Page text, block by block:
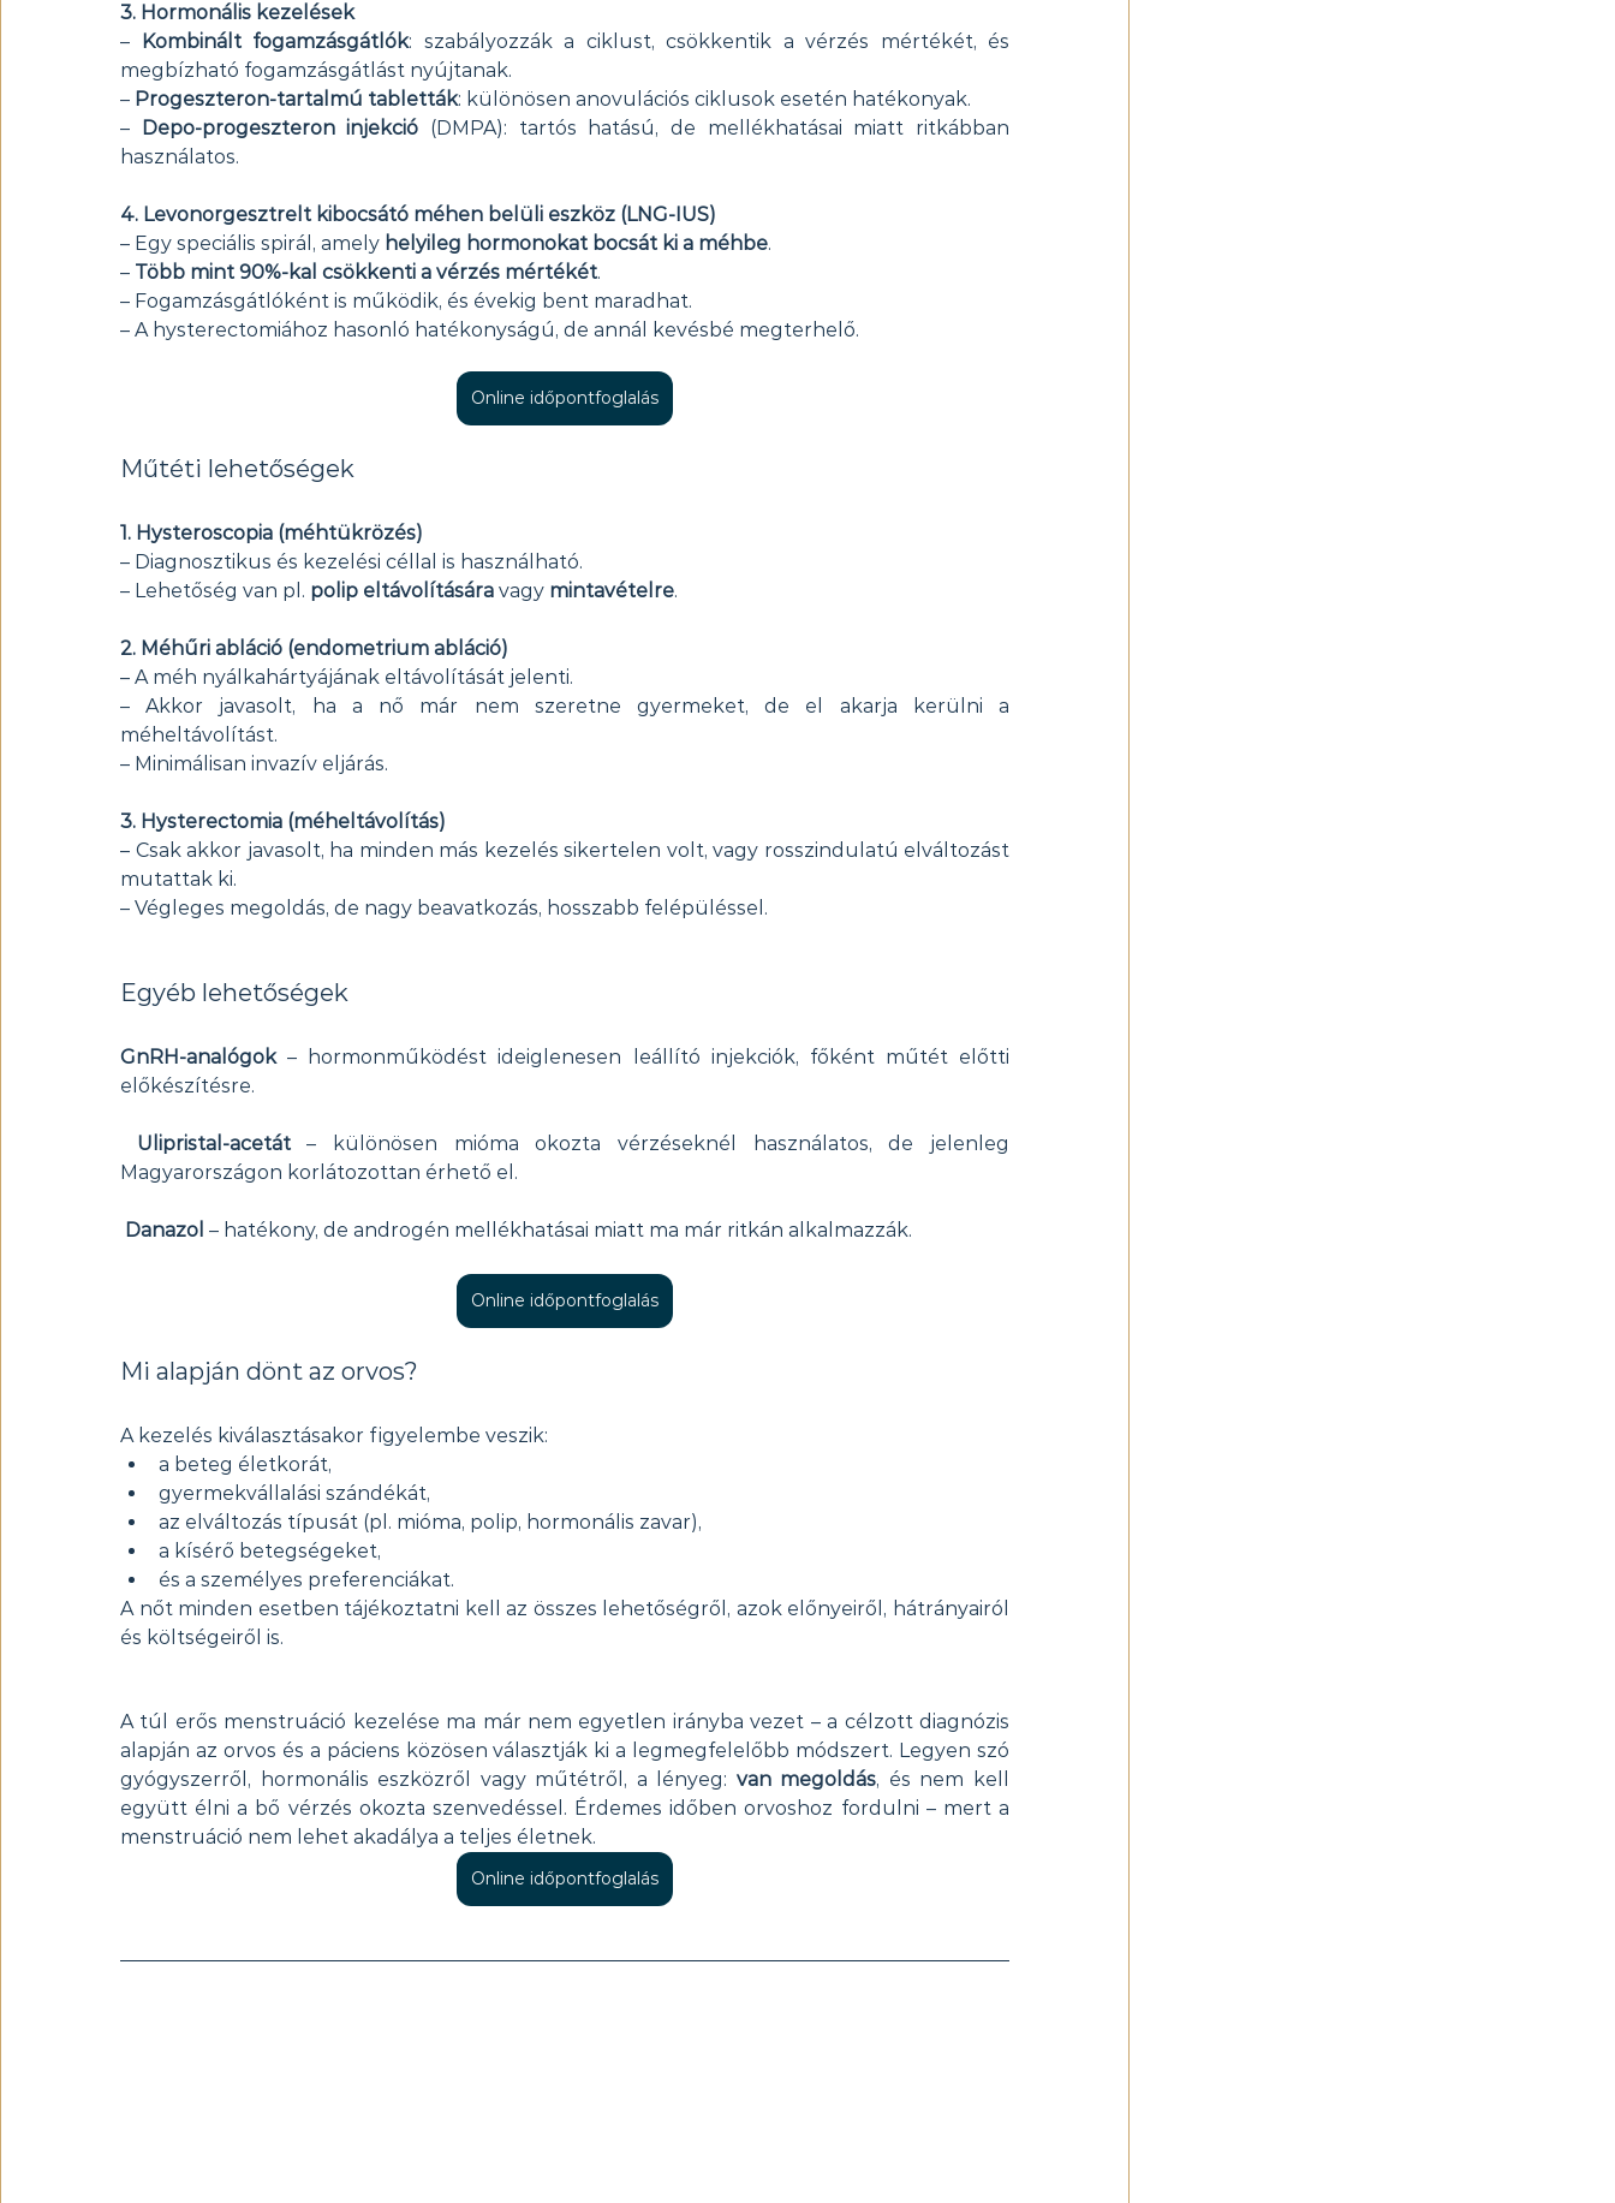
3. Hormonális kezelések
–
Kombinált fogamzásgátlók: szabályozzák a ciklust, csökkentik a vérzés mértékét, és
megbízható fogamzásgátlást nyújtanak.
– Progeszteron-tartalmú tabletták: különösen anovulációs ciklusok esetén hatékonyak.
–
Depo-progeszteron injekció (DMPA): tartós hatású, de mellékhatásai miatt ritkábban
használatos.
4. Levonorgesztrelt kibocsátó méhen belüli eszköz (LNG-IUS)
– Egy speciális spirál, amely helyileg hormonokat bocsát ki a méhbe.
– Több mint 90%-kal csökkenti a vérzés mértékét.
– Fogamzásgátlóként is működik, és évekig bent maradhat.
– A hysterectomiához hasonló hatékonyságú, de annál kevésbé megterhelő.
Online időpontfoglalás
Műtéti lehetőségek
1. Hysteroscopia (méhtükrözés)
– Diagnosztikus és kezelési céllal is használható.
– Lehetőség van pl. polip eltávolítására vagy mintavételre.
2. Méhűri abláció (endometrium abláció)
– A méh nyálkahártyájának eltávolítását jelenti.
– Akkor javasolt, ha a nő már nem szeretne gyermeket, de el akarja kerülni a
méheltávolítást.
– Minimálisan invazív eljárás.
3. Hysterectomia (méheltávolítás)
– Csak akkor javasolt, ha minden más kezelés sikertelen volt, vagy rosszindulatú elváltozást
mutattak ki.
– Végleges megoldás, de nagy beavatkozás, hosszabb felépüléssel.
Egyéb lehetőségek
GnRH-analógok – hormonműködést ideiglenesen leállító injekciók, főként műtét előtti
előkészítésre.
Ulipristal-acetát – különösen mióma okozta vérzéseknél használatos, de jelenleg
Magyarországon korlátozottan érhető el.
Danazol – hatékony, de androgén mellékhatásai miatt ma már ritkán alkalmazzák.
Online időpontfoglalás
Mi alapján dönt az orvos?
A kezelés kiválasztásakor figyelembe veszik:
a beteg életkorát,
gyermekvállalási szándékát,
az elváltozás típusát (pl. mióma, polip, hormonális zavar),
a kísérő betegségeket,
és a személyes preferenciákat.
A nőt minden esetben tájékoztatni kell az összes lehetőségről, azok előnyeiről, hátrányairól
és költségeiről is.
A túl erős menstruáció kezelése ma már nem egyetlen irányba vezet – a célzott diagnózis
alapján az orvos és a páciens közösen választják ki a legmegfelelőbb módszert. Legyen szó
gyógyszerről, hormonális eszközről vagy műtétről, a lényeg: van megoldás, és nem kell
együtt élni a bő vérzés okozta szenvedéssel. Érdemes időben orvoshoz fordulni – mert a
menstruáció nem lehet akadálya a teljes életnek.
Online időpontfoglalás